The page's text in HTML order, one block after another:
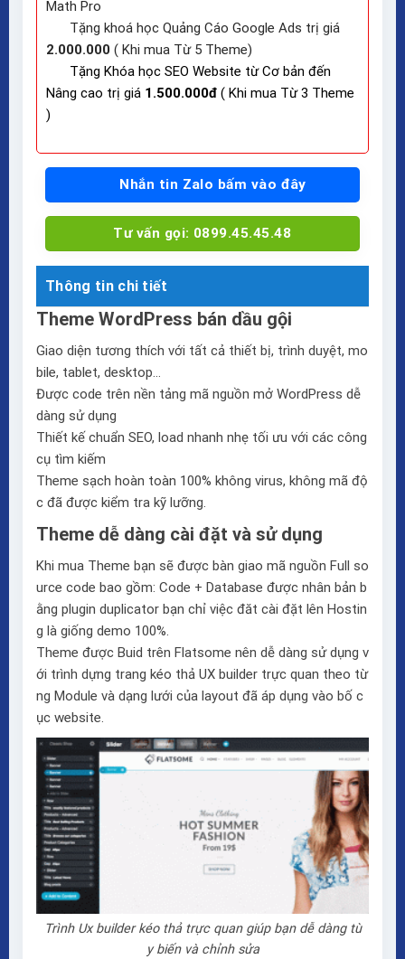
Math Pro
Tặng khoá học Quảng Cáo Google Ads trị giá
2.000.000 ( Khi mua Từ 5 Theme)
Tặng Khóa học SEO Website từ Cơ bản đến
Nâng cao trị giá 1.500.000đ ( Khi mua Từ 3 Theme
)
Nhắn tin Zalo bấm vào đây
Tư vấn gọi: 0899.45.45.48
Thông tin chi tiết
Theme WordPress bán dầu gội
Giao diện tương thích với tất cả thiết bị, trình duyệt, mo
bile, tablet, desktop…
Được code trên nền tảng mã nguồn mở WordPress dễ
dàng sử dụng
Thiết kế chuẩn SEO, load nhanh nhẹ tối ưu với các công
cụ tìm kiếm
Theme sạch hoàn toàn 100% không virus, không mã độ
c đã được kiểm tra kỹ lưỡng.
Theme dễ dàng cài đặt và sử dụng
Khi mua Theme bạn sẽ được bàn giao mã nguồn Full so
urce code bao gồm: Code + Database được nhân bản b
ằng plugin duplicator bạn chỉ việc đăt cài đặt lên Hostin
g là giống demo 100%.
Theme được Buid trên Flatsome nên dễ dàng sử dụng v
ới trình dựng trang kéo thả UX builder trực quan theo từ
ng Module và dạng lưới của layout đã áp dụng vào bố c
ục website.
Trình Ux builder kéo thả trực quan giúp bạn dễ dàng tù
y biến và chỉnh sửa